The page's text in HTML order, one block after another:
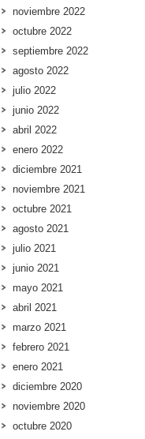
noviembre 2022
octubre 2022
septiembre 2022
agosto 2022
julio 2022
junio 2022
abril 2022
enero 2022
diciembre 2021
noviembre 2021
octubre 2021
agosto 2021
julio 2021
junio 2021
mayo 2021
abril 2021
marzo 2021
febrero 2021
enero 2021
diciembre 2020
noviembre 2020
octubre 2020